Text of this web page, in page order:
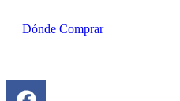
Dónde Comprar